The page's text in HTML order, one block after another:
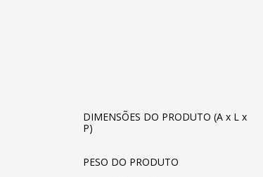
DIMENSÕES DO PRODUTO (A x L x
P)
PESO DO PRODUTO